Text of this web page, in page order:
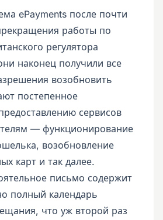
ePayments после почти
работы по
регулятора
наконец получили все
возобновить
постепенное
сервисов
— функционирование
возобновление
карт и так далее.
письмо содержит
полный календарь
что уж второй раз